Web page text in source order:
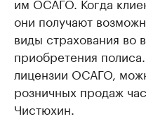
они получают
виды страхования во
приобретения
лицензии ОСАГО,
розничных продаж
Чистюхин.